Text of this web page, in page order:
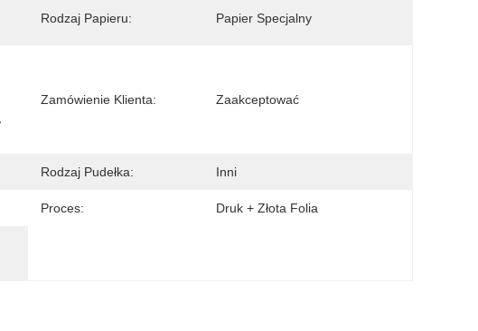
Rodzaj Papieru: Papier Specjalny
Zamówienie Klienta: Zaakceptować
Rodzaj Pudełka: Inni
Proces: Druk + Złota Folia